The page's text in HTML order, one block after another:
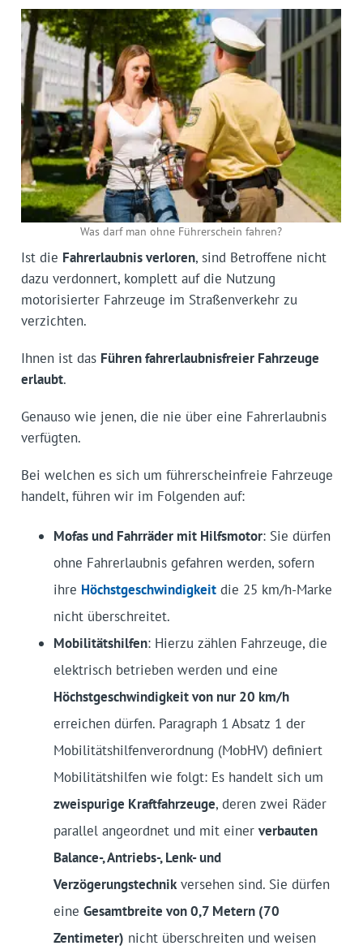
Was darf man ohne Führerschein fahren?
Ist die Fahrerlaubnis verloren, sind Betroffene nicht
dazu verdonnert, komplett auf die Nutzung
motorisierter Fahrzeuge im Straßenverkehr zu
verzichten.
Ihnen ist das Führen fahrerlaubnisfreier Fahrzeuge
erlaubt.
Genauso wie jenen, die nie über eine Fahrerlaubnis
verfügten.
Bei welchen es sich um führerscheinfreie Fahrzeuge
handelt, führen wir im Folgenden auf:
Mofas und Fahrräder mit Hilfsmotor: Sie dürfen
ohne Fahrerlaubnis gefahren werden, sofern
ihre Höchstgeschwindigkeitdie 25 km/h-Marke
nicht überschreitet.
Mobilitätshilfen: Hierzu zählen Fahrzeuge, die
elektrisch betrieben werden und eine
Höchstgeschwindigkeit von nur 20 km/h
erreichen dürfen. Paragraph 1 Absatz 1 der
Mobilitätshilfenverordnung (MobHV) definiert
Mobilitätshilfen wie folgt: Es handelt sich um
zweispurige Kraftfahrzeuge, deren zwei Räder
parallel angeordnet und mit einer verbauten
Balance-, Antriebs-, Lenk- und
Verzögerungstechnikversehen sind. Sie dürfen
eine Gesamtbreite von 0,7 Metern (70
Zentimeter) nicht überschreiten und weisen